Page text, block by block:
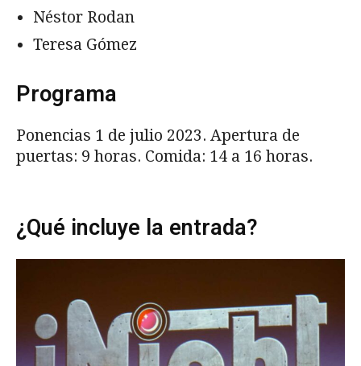
Néstor Rodan
Teresa Gómez
Programa
Ponencias 1 de julio 2023. Apertura de
puertas: 9 horas. Comida: 14 a 16 horas.
¿Qué incluye la entrada?